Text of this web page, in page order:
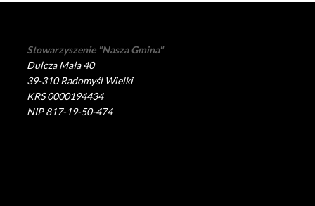
Stowarzyszenie "Nasza Gmina"
Dulcza Mała 40
39-310 Radomyśl Wielki
KRS 0000194434
NIP 817-19-50-474